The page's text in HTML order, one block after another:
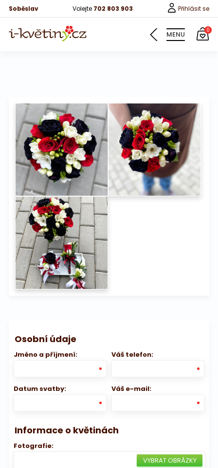
Soběslav Volejte 702 803 903 Přihlásit se
MENU 0
Informace
Naše svatební kytice
Fotografie od zákazníků
Osobní údaje
Jméno a příjmení:
Datum svatby:
Váš telefon:
Váš e-mail:
Informace o květinách
Fotografie: